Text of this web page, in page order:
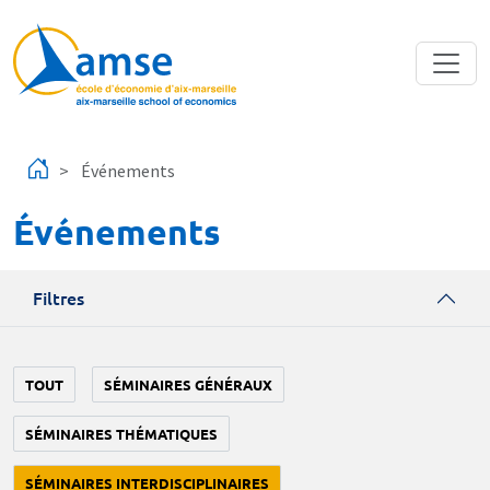
Événements
Événements
Filtres
TOUT SÉMINAIRES GÉNÉRAUX
SÉMINAIRES THÉMATIQUES
SÉMINAIRES INTERDISCIPLINAIRES